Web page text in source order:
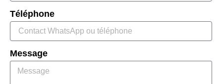
Téléphone
Message